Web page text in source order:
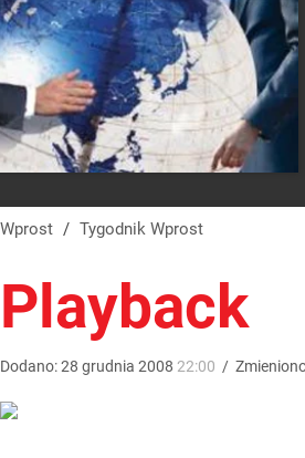
Wprost / Tygodnik Wprost
Playback
Dodano:28 grudnia 2008 22:00 /